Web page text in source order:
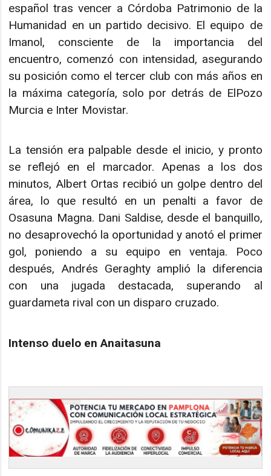
español tras vencer a Córdoba Patrimonio de la
Humanidad en un partido decisivo. El equipo de
Imanol, consciente de la importancia del
encuentro, comenzó con intensidad, asegurando
su posición como el tercer club con más años en
la máxima categoría, solo por detrás de ElPozo
Murcia e Inter Movistar.
La tensión era palpable desde el inicio, y pronto
se reflejó en el marcador. Apenas a los dos
minutos, Albert Ortas recibió un golpe dentro del
área, lo que resultó en un penalti a favor de
Osasuna Magna. Dani Saldise, desde el banquillo,
no desaprovechó la oportunidad y anotó el primer
gol, poniendo a su equipo en ventaja. Poco
después, Andrés Geraghty amplió la diferencia
con una jugada destacada, superando al
guardameta rival con un disparo cruzado.
Intenso duelo en Anaitasuna